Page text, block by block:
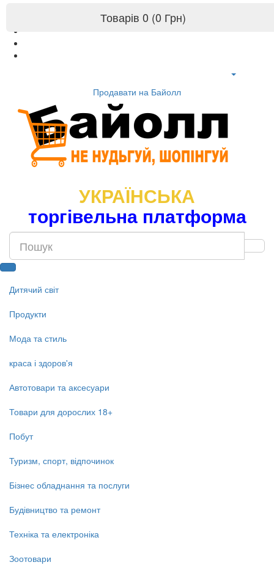
Продавати на Байолл
УКРАЇНСЬКА
торгівельна платформа
Товарів 0 (0 Грн)
Дитячий світ
Продукти
Мода та стиль
краса і здоров'я
Автотовари та аксесуари
Товари для дорослих 18+
Побут
Туризм, спорт, відпочинок
Бізнес обладнання та послуги
Будівництво та ремонт
Техніка та електроніка
Зоотовари